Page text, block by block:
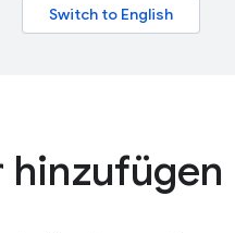
hinzufügen